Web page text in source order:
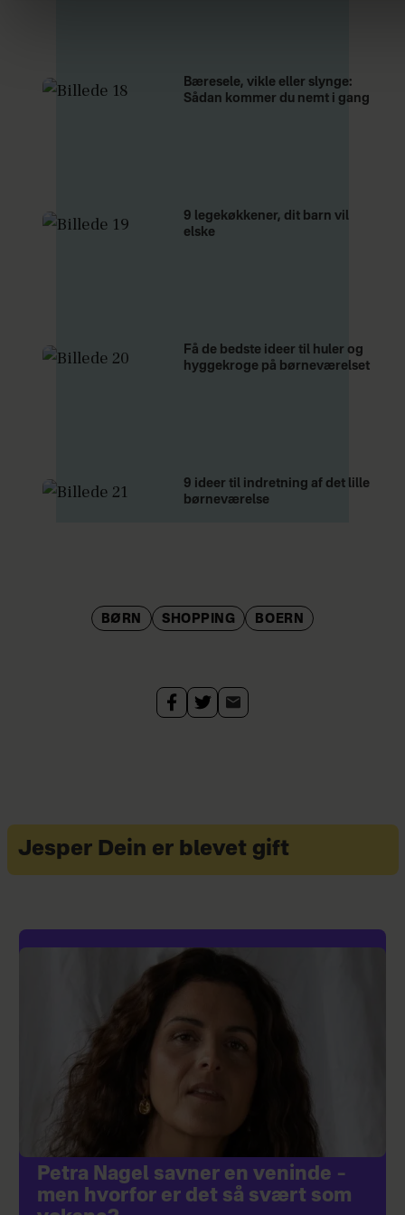
Bæresele, vikle eller slynge:
Sådan kommer du nemt i gang
9 legekøkkener, dit barn vil
elske
Få de bedste ideer til huler og
hyggekroge på børneværelset
9 ideer til indretning af det lille
børneværelse
BØRN SHOPPING BOERN
Jesper Dein er blevet gift
Petra Nagel savner en veninde –
men hvorfor er det så svært som